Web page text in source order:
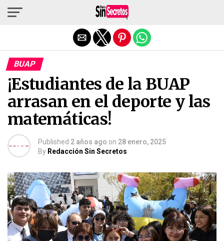
BUAP
¡Estudiantes de la BUAP
arrasan en el deporte y las
matemáticas!
Published 2 años ago on 28 enero, 2025
By Redacción Sin Secretos
Salir de la versión móvil